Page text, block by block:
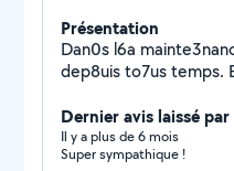
Présentation
Dan0s l6a
dep8uis to7us temps.
Dernier avis laissé
Il y a plus de 6 mois
Super sympathique !